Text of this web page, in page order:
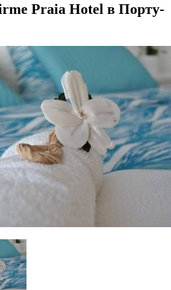
Praia Hotel в Порту-